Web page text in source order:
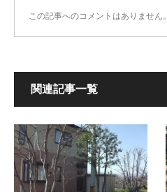
この記事へのコメントはありません。
関連記事一覧